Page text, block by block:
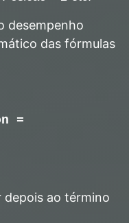
desempenho
das fórmulas
=
depois ao término